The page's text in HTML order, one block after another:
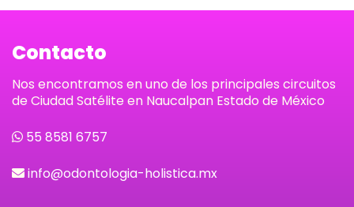
Contacto
Nos encontramos en uno de los principales circuitos
de Ciudad Satélite en Naucalpan Estado de México
55 8581 6757
info@odontologia-holistica.mx